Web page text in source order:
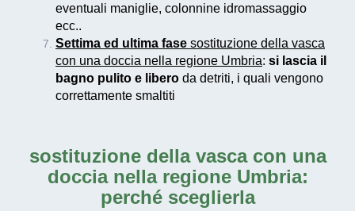
eventuali maniglie, colonnine idromassaggio
ecc..
Settima ed ultima fase sostituzione della vasca
con una doccia nella regione Umbria: si lascia il
bagno pulito e libero da detriti, i quali vengono
correttamente smaltiti
sostituzione della vasca con una
doccia nella regione Umbria:
perché sceglierla